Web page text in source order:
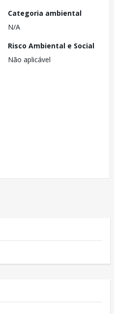
Categoria ambiental
N/A
Risco Ambiental e Social
Não aplicável